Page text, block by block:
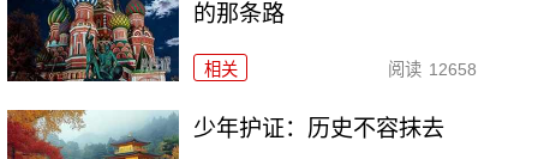
的那条路
相关 阅读 12658
少年护证：历史不容抹去